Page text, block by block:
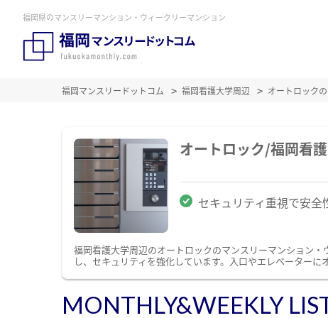
福岡県のマンスリーマンション・ウィークリーマンション
福岡マンスリードットコム 福岡看護大学周辺 オートロック
オートロック/福岡看
セキュリティ重視で安
福岡看護大学周辺のオートロックのマンスリーマンション
し、セキュリティを強化しています。入口やエレベーター
MONTHLY&WEEKLY